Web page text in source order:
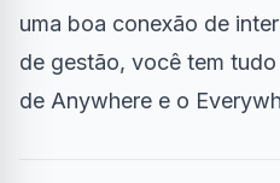
uma boa conexão de
de gestão, você tem
de Anywhere e o